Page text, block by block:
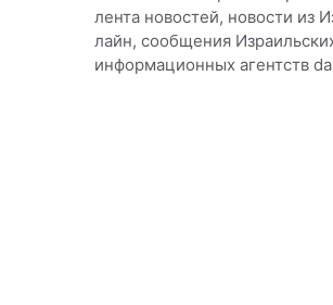
лента новостей, новости из
лайн, сообщения
информационных агентств